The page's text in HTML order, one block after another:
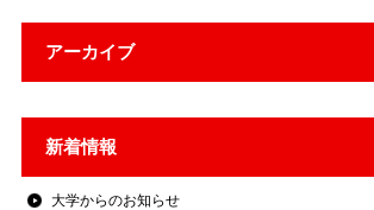
アーカイブ
新着情報
大学からのお知らせ